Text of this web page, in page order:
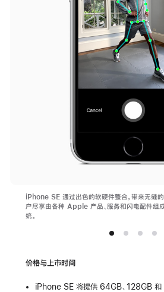
iPhone SE 通过出色的软硬件整合，带来无缝的
户尽享由各种 Apple 产品、服务和闪电配件组
统。
价格与上市时间
iPhone SE 将提供 64GB、128GB 和